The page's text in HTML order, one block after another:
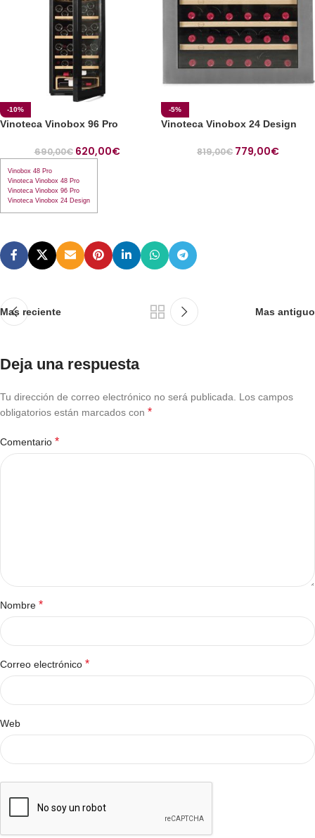
-10%
Vinoteca Vinobox 96 Pro
690,00€ 620,00€
-5%
Vinoteca Vinobox 24 Design
819,00€ 779,00€
Vinobox 48 Pro
Vinoteca Vinobox 48 Pro
Vinoteca Vinobox 96 Pro
Vinoteca Vinobox 24 Design
Mas reciente Mas antiguo
Deja una respuesta
Tu dirección de correo electrónico no será publicada. Los campos
obligatorios están marcados con *
Comentario *
Nombre *
Correo electrónico *
Web